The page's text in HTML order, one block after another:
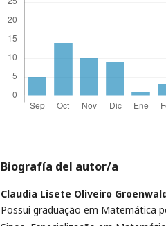
Biografía del autor/a
Claudia Lisete Oliveiro
Possui graduação em Matemática